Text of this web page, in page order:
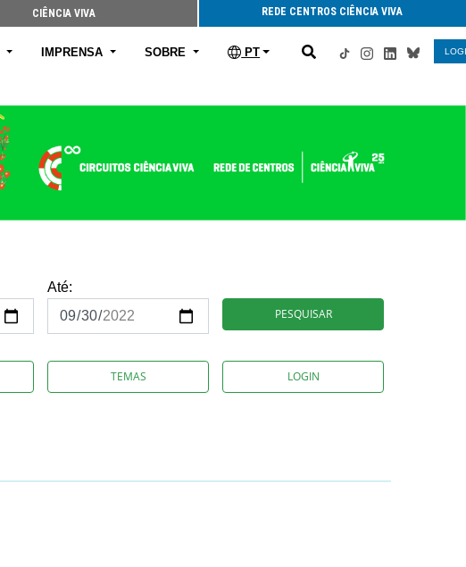
CIÊNCIA VIVA REDE CENTROS CIÊNCIA VIVA
IMPRENSA SOBRE PT
Até:
PESQUISAR
TEMAS LOGIN